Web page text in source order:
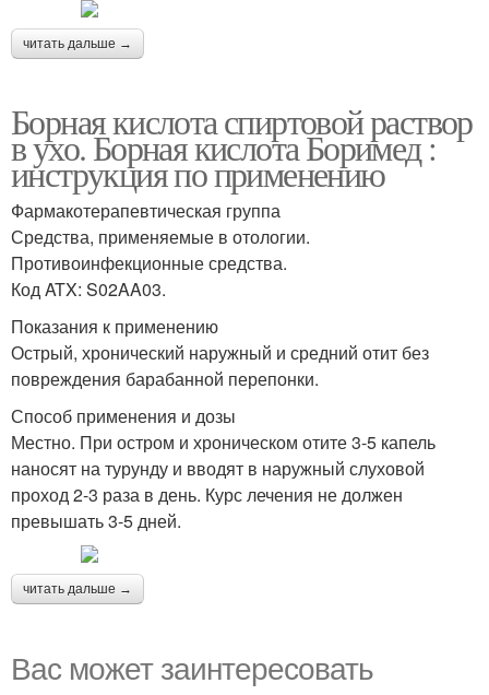
читать дальше →
Борная кислота спиртовой раствор
в ухо. Борная кислота Боримед :
инструкция по применению
Фармакотерапевтическая группа
Средства, применяемые в отологии.
Противоинфекционные средства.
Код ATX: S02AA03.
Показания к применению
Острый, хронический наружный и средний отит без
повреждения барабанной перепонки.
Способ применения и дозы
Местно. При остром и хроническом отите 3-5 капель
наносят на турунду и вводят в наружный слуховой
проход 2-3 раза в день. Курс лечения не должен
превышать 3-5 дней.
читать дальше →
Вас может заинтересовать